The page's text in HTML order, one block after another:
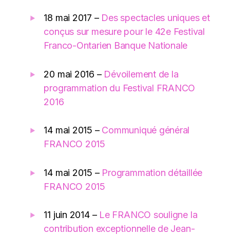
18 mai 2017 – Des spectacles uniques et
conçus sur mesure pour le 42e Festival
Franco-Ontarien Banque Nationale
20 mai 2016 – Dévoilement de la
programmation du Festival FRANCO
2016
14 mai 2015 – Communiqué général
FRANCO 2015
14 mai 2015 – Programmation détaillée
FRANCO 2015
11 juin 2014 – Le FRANCO souligne la
contribution exceptionnelle de Jean-